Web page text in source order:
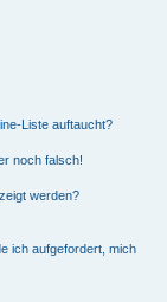
Liste auftaucht?
noch falsch!
werden?
ich aufgefordert, mich